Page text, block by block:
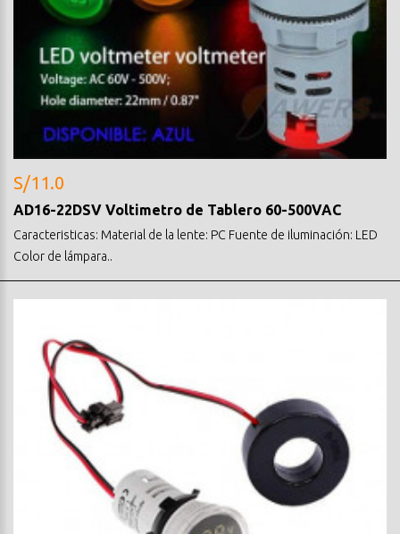
S/11.0
AD16-22DSV Voltimetro de Tablero 60-500VAC
Caracteristicas: Material de la lente: PC Fuente de iluminación: LED
Color de lámpara..